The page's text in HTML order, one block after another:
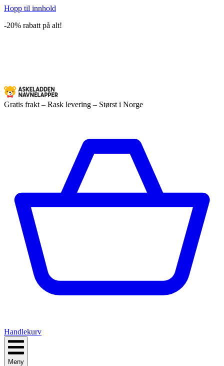
Hopp til innhold
-20% rabatt på alt!
Gratis frakt – Rask levering – Størst i Norge
Handlekurv
Meny